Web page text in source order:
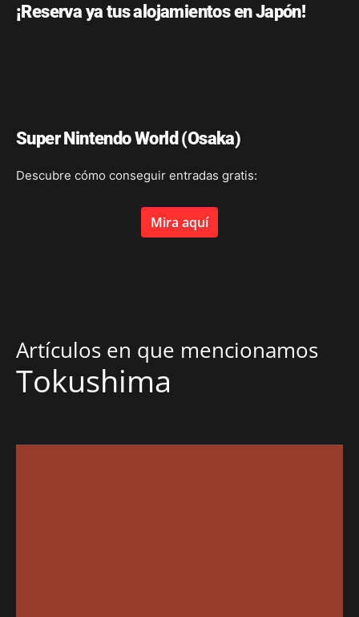
¡Reserva ya tus alojamientos en Japón!
Super Nintendo World (Osaka)
Descubre cómo conseguir entradas gratis:
Mira aquí
Artículos en que mencionamos
Tokushima